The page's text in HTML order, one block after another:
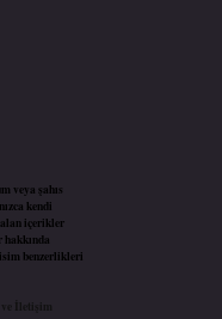
veya şahıs
kendi
alan içerikler
benzerlikleri
ve İletişim